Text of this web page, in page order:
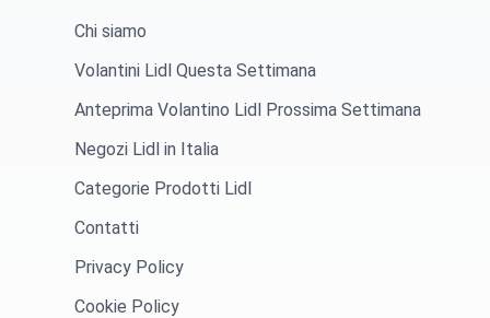
Chi siamo
Volantini Lidl Questa Settimana
Anteprima Volantino Lidl Prossima Settimana
Negozi Lidl in Italia
Categorie Prodotti Lidl
Contatti
Privacy Policy
Cookie Policy